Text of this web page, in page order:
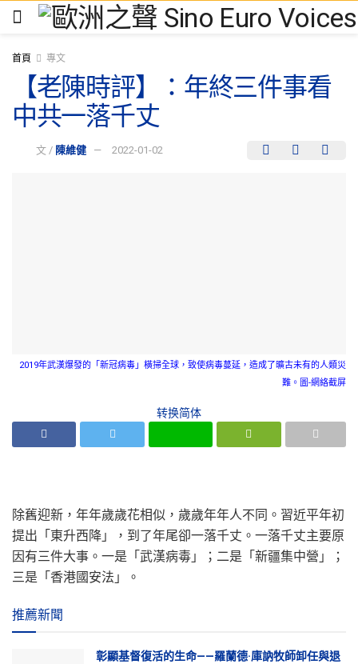
首頁 專文
【老陳時評】：年終三件事看
中共一落千丈
文 / 陳維健 2022-01-02
2019年武漢爆發的「新冠病毒」橫掃全球，致使病毒蔓延，造成了曠古未有的人類災
難。圖-網絡截屏
转换简体
除舊迎新，年年歲歲花相似，歲歲年年人不同。習近平年初
提出「東升西降」，到了年尾卻一落千丈。一落千丈主要原
因有三件大事。一是「武漢病毒」；二是「新疆集中營」；
三是「香港國安法」。
推薦新聞
彰顯基督復活的生命——羅蘭德·庫訥牧師卸任與退